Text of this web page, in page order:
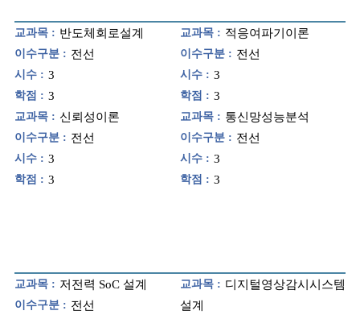
교과목 : 반도체회로설계
이수구분 : 전선
시수 : 3
학점 : 3
교과목 : 신뢰성이론
이수구분 : 전선
시수 : 3
학점 : 3
교과목 : 적응여파기이론
이수구분 : 전선
시수 : 3
학점 : 3
교과목 : 통신망성능분석
이수구분 : 전선
시수 : 3
학점 : 3
교과목 : 저전력 SoC 설계
이수구분 : 전선
교과목 : 디지털영상감시시스템
설계